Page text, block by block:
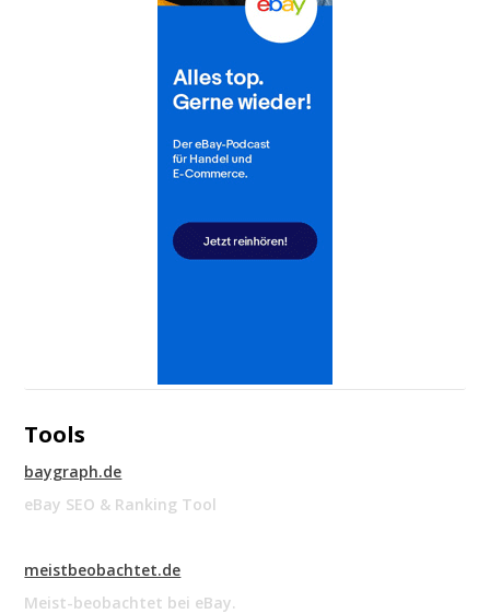
Tools
baygraph.de
eBay SEO & Ranking Tool
meistbeobachtet.de
Meist-beobachtet bei eBay.